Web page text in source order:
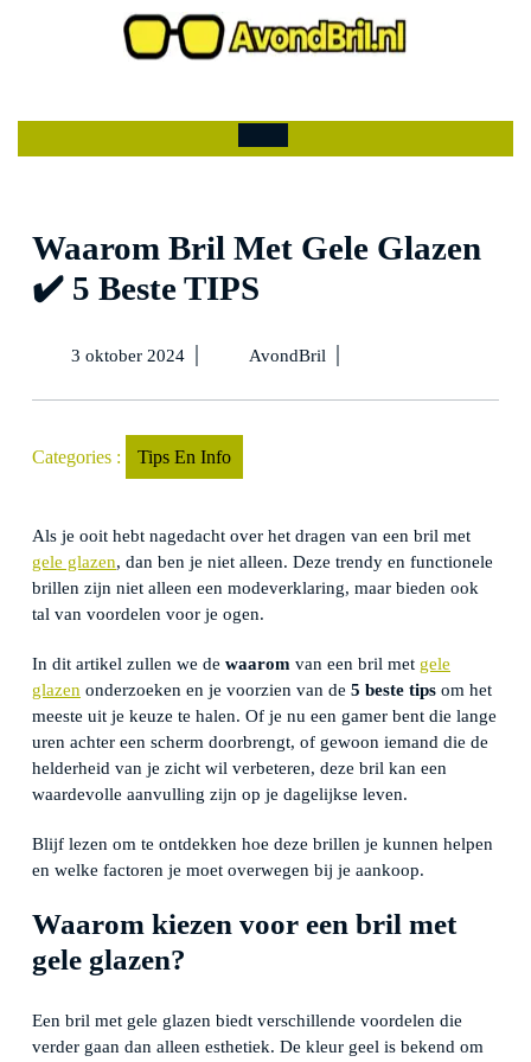
inhoud
account
Open
Waarom Bril Met Gele Glazen
✔️ 5 Beste TIPS
3 oktober 2024
2024
| AvondBril Waarom
Met
Beste
TIPS
|
Categories : Tips En Info
Als je ooit hebt nagedacht over het dragen van een bril met
gele glazen, dan ben je niet alleen. Deze trendy en functionele
brillen zijn niet alleen een modeverklaring, maar bieden ook
tal van voordelen voor je ogen.
In dit artikel zullen we de waarom van een bril met gele
glazen onderzoeken en je voorzien van de 5 beste tips om het
meeste uit je keuze te halen. Of je nu een gamer bent die lange
uren achter een scherm doorbrengt, of gewoon iemand die de
helderheid van je zicht wil verbeteren, deze bril kan een
waardevolle aanvulling zijn op je dagelijkse leven.
Blijf lezen om te ontdekken hoe deze brillen je kunnen helpen
en welke factoren je moet overwegen bij je aankoop.
Waarom kiezen voor een bril met
gele glazen?
Een bril met gele glazen biedt verschillende voordelen die
verder gaan dan alleen esthetiek. De kleur geel is bekend om